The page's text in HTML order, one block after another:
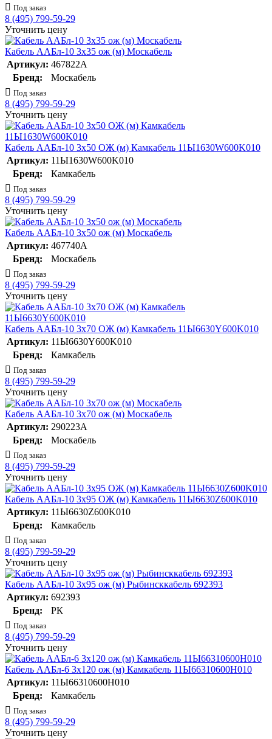
Под заказ
8 (495) 799-59-29
Уточнить цену
Кабель ААБл-10 3х35 ож (м) Москабель
Артикул: 467822А
Бренд:
Москабель
Под заказ
8 (495) 799-59-29
Уточнить цену
Кабель ААБл-10 3х50 ОЖ (м) Камкабель 11Ы1630W600K010
Артикул: 11Ы1630W600K010
Бренд:
Камкабель
Под заказ
8 (495) 799-59-29
Уточнить цену
Кабель ААБл-10 3х50 ож (м) Москабель
Артикул: 467740А
Бренд:
Москабель
Под заказ
8 (495) 799-59-29
Уточнить цену
Кабель ААБл-10 3х70 ОЖ (м) Камкабель 11Ы6630Y600K010
Артикул: 11Ы6630Y600K010
Бренд:
Камкабель
Под заказ
8 (495) 799-59-29
Уточнить цену
Кабель ААБл-10 3х70 ож (м) Москабель
Артикул: 290223А
Бренд:
Москабель
Под заказ
8 (495) 799-59-29
Уточнить цену
Кабель ААБл-10 3х95 ОЖ (м) Камкабель 11Ы6630Z600K010
Артикул: 11Ы6630Z600K010
Бренд:
Камкабель
Под заказ
8 (495) 799-59-29
Уточнить цену
Кабель ААБл-10 3х95 ож (м) Рыбинсккабель 692393
Артикул: 692393
Бренд:
РК
Под заказ
8 (495) 799-59-29
Уточнить цену
Кабель ААБл-6 3х120 ож (м) Камкабель 11Ы66310600H010
Артикул: 11Ы66310600H010
Бренд:
Камкабель
Под заказ
8 (495) 799-59-29
Уточнить цену